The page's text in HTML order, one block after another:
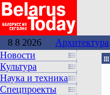
8 8 2026 Архитектура
Новости
Культура
Наука и техника
Спецпроекты